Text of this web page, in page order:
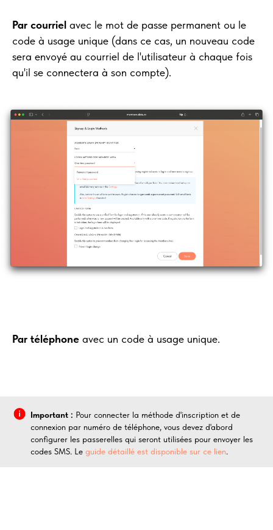
Par courriel avec le mot de passe permanent ou le
code à usage unique (dans ce cas, un nouveau code
sera envoyé au courriel de l'utilisateur à chaque fois
qu'il se connectera à son compte).
Par téléphone avec un code à usage unique.
Important : Pour connecter la méthode d'inscription et de
connexion par numéro de téléphone, vous devez d'abord
configurer les passerelles qui seront utilisées pour envoyer les
codes SMS. Le guide détaillé est disponible sur ce lien.